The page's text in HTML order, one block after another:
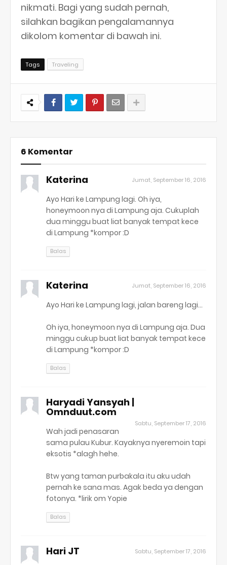
nikmati. Bagi yang sudah pernah,
silahkan bagikan pengalamannya
dikolom komentar di bawah ini.
Tags Traveling
6 Komentar
Katerina Jumat, September 16, 2016
Ayo Hari ke Lampung lagi. Oh iya,
honeymoon nya di Lampung aja. Cukuplah
dua minggu buat liat banyak tempat kece
di Lampung *kompor :D
Balas
Katerina Jumat, September 16, 2016
Ayo Hari ke Lampung lagi, jalan bareng lagi...
Oh iya, honeymoon nya di Lampung aja. Dua
minggu cukup buat liat banyak tempat kece
di Lampung *kompor :D
Balas
Haryadi Yansyah |
Omnduut.com
Sabtu, September 17, 2016
Wah jadi penasaran
sama pulau Kubur. Kayaknya nyeremoin tapi
eksotis *alagh hehe.
Btw yang taman purbakala itu aku udah
pernah ke sana mas. Agak beda ya dengan
fotonya. *lirik om Yopie
Balas
Hari JT Sabtu, September 17, 2016